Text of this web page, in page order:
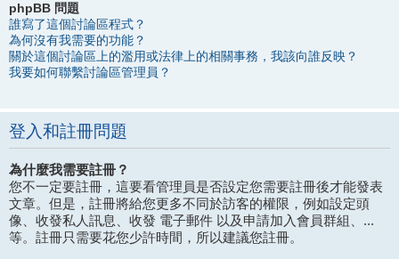
phpBB 問題
誰寫了這個討論區程式？
為何沒有我需要的功能？
關於這個討論區上的濫用或法律上的相關事務，我該向誰反映？
我要如何聯繫討論區管理員？
登入和註冊問題
為什麼我需要註冊？
您不一定要註冊，這要看管理員是否設定您需要註冊後才能發表
文章。但是，註冊將給您更多不同於訪客的權限，例如設定頭
像、收發私人訊息、收發 電子郵件 以及申請加入會員群組、...
等。註冊只需要花您少許時間，所以建議您註冊。